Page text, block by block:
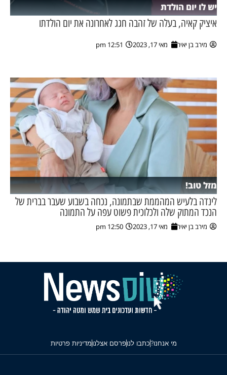
יש לו יום הולדת
איציק קאיה, בעלה של זהבה חגג לאחרונה את יום הולדתו
מירב בן יאיר מאי 17, 2023 12:51 pm
מזל טוב!
לינדה בלעיש המהממת שבתמונה, נכחה בשבוע שעבר בברית של
הנכד המתוק שלה ולכלוכית פשוט עפה על התמונה
מירב בן יאיר מאי 17, 2023 12:50 pm
מי אנחנו?כתבו לנופרסם אצלנומדיניות פרטיות